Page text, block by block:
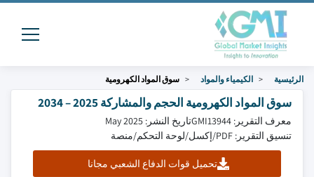
الرئيسية الكيمياء والمواد سوق المواد الكهرومية
سوق المواد الكهرومية الحجم والمشاركة 2025 – 2034
معرف التقرير: GMI13944
تاريخ النشر: May 2025
تنسيق التقرير: PDF/إكسل/لوحة التحكم/منصة
تحميل قوات الدفاع الشعبي مجانا